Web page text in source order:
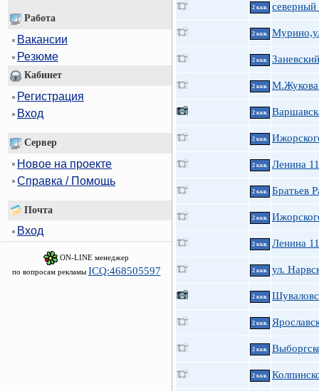
Работа
Вакансии
Резюме
Кабинет
Регистрация
Вход
Сервер
Новое на проекте
Справка / Помощь
Почта
Вход
ON-LINE менеджер
по вопросам рекламы ICQ:468505597
2 ккв. северный
2 ккв.
2 ккв.
2 ккв. М.Жукова
2 ккв.
2 ккв.
2 ккв. Ленина 11
2 ккв. Братьев
2 ккв.
2 ккв. Ленина 11
2 ккв. ул.
2 ккв.
2 ккв.
2 ккв.
2 ккв.